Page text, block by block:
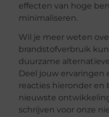
effecten van hoge
minimaliseren.
Wil je meer weten
brandstofverbruik
duurzame
Deel jouw ervaringen
reacties hieronder en
nieuwste
schrijven voor onze